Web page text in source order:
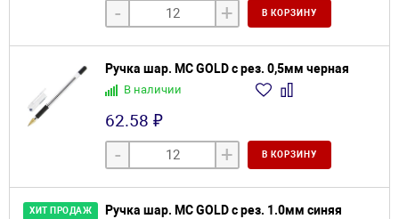
- + В КОРЗИНУ
Ручка шар. MC GOLD с рез. 0,5мм черная
В наличии
62.58 ₽
- + В КОРЗИНУ
ХИТ ПРОДАЖ Ручка шар. MC GOLD с рез. 1.0мм синяя